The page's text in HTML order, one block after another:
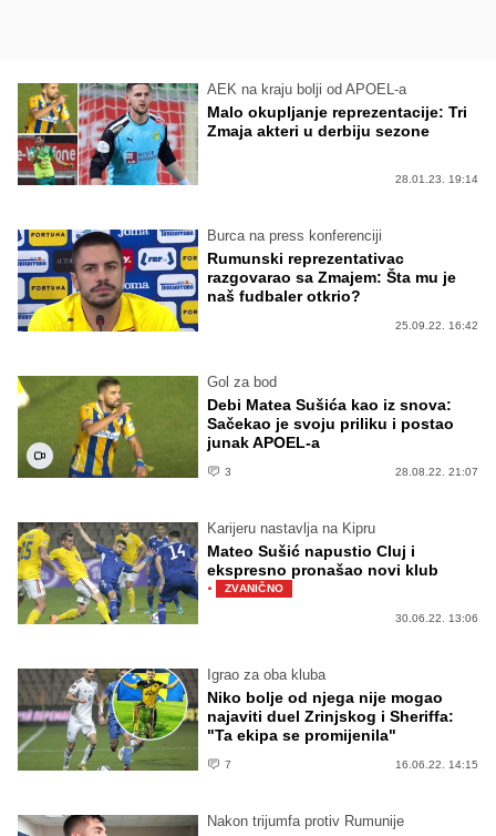
AEK na kraju bolji od APOEL-a
Malo okupljanje reprezentacije: Tri
Zmaja akteri u derbiju sezone
28.01.23. 19:14
Burca na press konferenciji
Rumunski reprezentativac
razgovarao sa Zmajem: Šta mu je
naš fudbaler otkrio?
25.09.22. 16:42
Gol za bod
Debi Matea Sušića kao iz snova:
Sačekao je svoju priliku i postao
junak APOEL-a
3 28.08.22. 21:07
Karijeru nastavlja na Kipru
Mateo Sušić napustio Cluj i
ekspresno pronašao novi klub
· ZVANIČNO
30.06.22. 13:06
Igrao za oba kluba
Niko bolje od njega nije mogao
najaviti duel Zrinjskog i Sheriffa:
"Ta ekipa se promijenila"
7 16.06.22. 14:15
Nakon trijumfa protiv Rumunije